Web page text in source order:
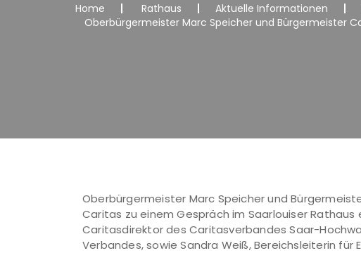
Home Rathaus Aktuelle Informationen
Oberbürgermeister Marc Speicher und Bürgermeister
Oberbürgermeister Marc Speicher und
Caritas zu einem Gespräch im Saarlouiser
Caritasdirektor des Caritasverbandes Saar-
Verbandes, sowie Sandra Weiß, Bereichsleiterin für